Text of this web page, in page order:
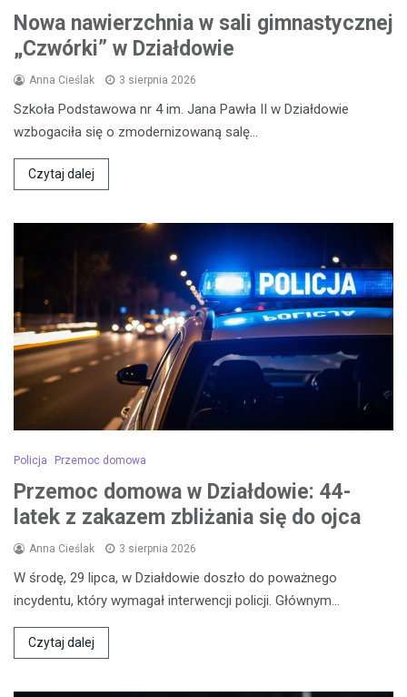
Nowa nawierzchnia w sali gimnastycznej
„Czwórki” w Działdowie
Anna Cieślak 3 sierpnia 2026
Szkoła Podstawowa nr 4 im. Jana Pawła II w Działdowie
wzbogaciła się o zmodernizowaną salę…
Czytaj dalej
Policja Przemoc domowa
Przemoc domowa w Działdowie: 44-
latek z zakazem zbliżania się do ojca
Anna Cieślak 3 sierpnia 2026
W środę, 29 lipca, w Działdowie doszło do poważnego
incydentu, który wymagał interwencji policji. Głównym…
Czytaj dalej